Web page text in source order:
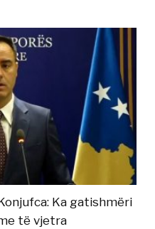
Ka gatishmëri
të vjetra